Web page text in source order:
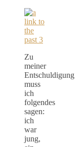
Zu
meiner
Entschuldigung
muss
ich
folgendes
sagen:
ich
war
jung,